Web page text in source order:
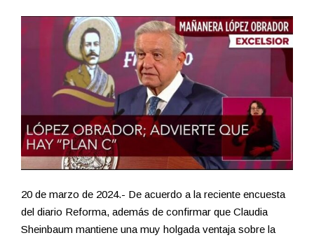
20 de marzo de 2024.- De acuerdo a la reciente encuesta
del diario Reforma, además de confirmar que Claudia
Sheinbaum mantiene una muy holgada ventaja sobre la